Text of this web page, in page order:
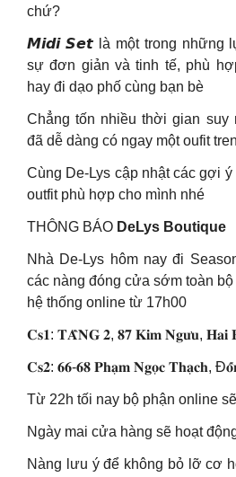
chứ?
𝙈𝙞𝙙𝙞 𝙎𝙚𝙩 là một trong những
sự đơn giản và tinh tế, phù
hay đi dạo phố cùng bạn bè
Chẳng tốn nhiều thời gian suy
đã dễ dàng có ngay một oufit
Cùng De-Lys cập nhật các gợi
outfit phù hợp cho mình nhé
THÔNG BÁO DeLys Boutique
Nhà De-Lys hôm nay đi
các nàng đóng cửa sớm toàn
hệ thống online từ 17h00
𝐂𝐬𝟏: 𝐓𝐀̂̀𝐍𝐆 𝟐, 𝟖𝟕 𝐊𝐢𝐦 𝐍𝐠𝐮̛𝐮, 𝐇𝐚𝐢
𝐂𝐬𝟐: 𝟔𝟔-𝟔𝟖 𝐏𝐡𝐚̣𝐦 𝐍𝐠𝐨̣𝐜 𝐓𝐡𝐚̣𝐜𝐡,
Từ 22h tối nay bộ phận online
Ngày mai cửa hàng sẽ hoạt
Nàng lưu ý để không bỏ lỡ cơ